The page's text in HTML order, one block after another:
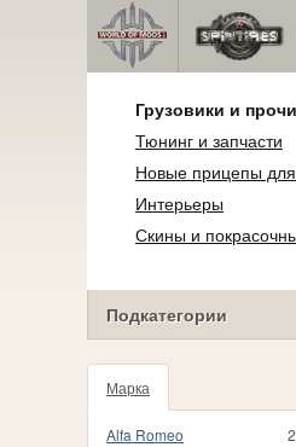
Грузовики и
Тюнинг и запчасти
Новые прицепы
Интерьеры
Скины и
Подкатегории
Марка
Alfa Romeo
2